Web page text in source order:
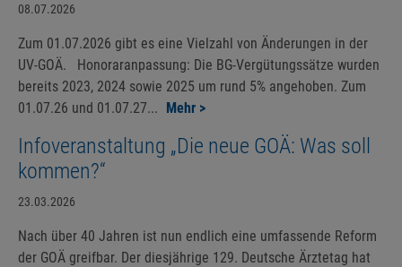
08.07.2026
Zum 01.07.2026 gibt es eine Vielzahl von Änderungen in der
UV-GOÄ. Honoraranpassung: Die BG-Vergütungssätze wurden
bereits 2023, 2024 sowie 2025 um rund 5% angehoben. Zum
01.07.26 und 01.07.27... Mehr >
Infoveranstaltung „Die neue GOÄ: Was soll
kommen?“
23.03.2026
Nach über 40 Jahren ist nun endlich eine umfassende Reform
der GOÄ greifbar. Der diesjährige 129. Deutsche Ärztetag hat